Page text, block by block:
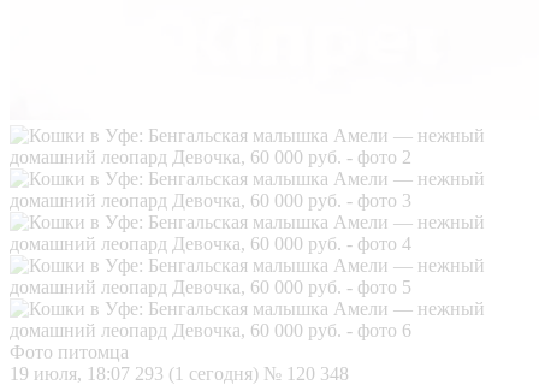
Фото питомца
19 июля, 18:07 293 (1 сегодня) № 120 348